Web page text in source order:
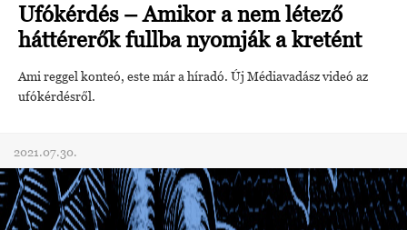
Ufókérdés – Amikor a nem létező
háttérerők fullba nyomják a kretént
Ami reggel konteó, este már a híradó. Új Médiavadász videó az
ufókérdésről.
2021.07.30.